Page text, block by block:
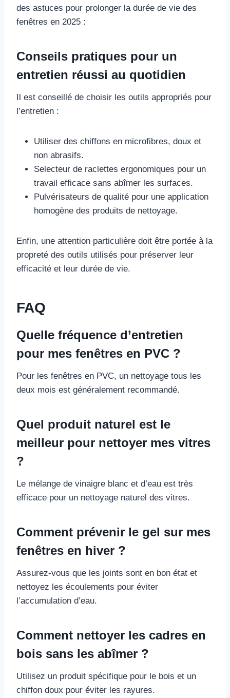
des astuces pour prolonger la durée de vie des
fenêtres en 2025 :
Conseils pratiques pour un
entretien réussi au quotidien
Il est conseillé de choisir les outils appropriés pour
l’entretien :
Utiliser des chiffons en microfibres, doux et
non abrasifs.
Selecteur de raclettes ergonomiques pour un
travail efficace sans abîmer les surfaces.
Pulvérisateurs de qualité pour une application
homogène des produits de nettoyage.
Enfin, une attention particulière doit être portée à la
propreté des outils utilisés pour préserver leur
efficacité et leur durée de vie.
FAQ
Quelle fréquence d’entretien
pour mes fenêtres en PVC ?
Pour les fenêtres en PVC, un nettoyage tous les
deux mois est généralement recommandé.
Quel produit naturel est le
meilleur pour nettoyer mes vitres
?
Le mélange de vinaigre blanc et d’eau est très
efficace pour un nettoyage naturel des vitres.
Comment prévenir le gel sur mes
fenêtres en hiver ?
Assurez-vous que les joints sont en bon état et
nettoyez les écoulements pour éviter
l’accumulation d’eau.
Comment nettoyer les cadres en
bois sans les abîmer ?
Utilisez un produit spécifique pour le bois et un
chiffon doux pour éviter les rayures.